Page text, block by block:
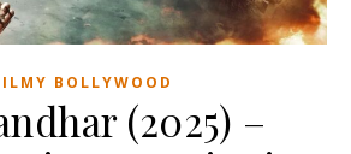
BOLLYWOOD
(2025) –